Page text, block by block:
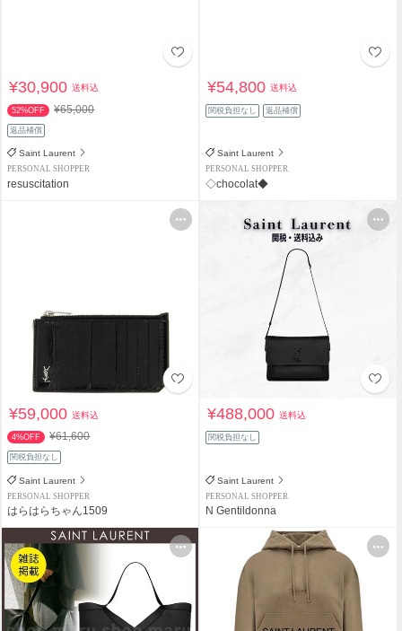
¥30,900送料込
52%OFF ¥65,000
返品補償
Saint Laurent
PERSONAL SHOPPER
resuscitation
¥54,800送料込
関税負担なし 返品補償
Saint Laurent
PERSONAL SHOPPER
◇chocolat◆
¥59,000送料込
4%OFF ¥61,600
関税負担なし
Saint Laurent
PERSONAL SHOPPER
はらはらちゃん1509
¥488,000送料込
関税負担なし
Saint Laurent
PERSONAL SHOPPER
N Gentildonna